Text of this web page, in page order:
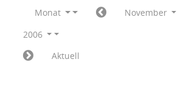
Monat
November
2006
Aktuell